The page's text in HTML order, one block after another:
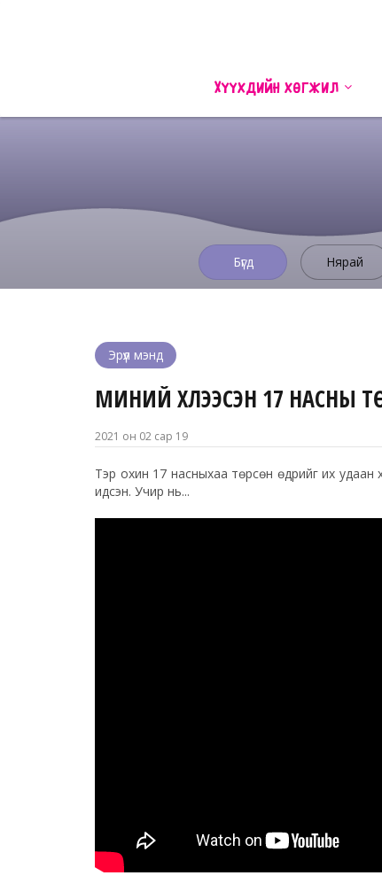
Хүүхдийн хөгжил
Бүгд Нярай
Эрүүл мэнд
МИНИЙ ХҮЛЭЭСЭН 17 НАСНЫ
2021 он 02 сар 19
Тэр охин 17 насныхаа төрсөн өдрийг их удаан
идсэн. Учир нь...